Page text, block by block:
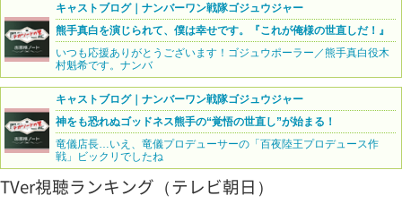
キャストブログ｜ナンバーワン戦隊ゴジュウジャー
熊手真白を演じられて、僕は幸せです。『これが俺様の世直しだ！』
いつも応援ありがとうございます！ゴジュウポーラー／熊手真白役木
村魁希です。ナンバ
キャストブログ｜ナンバーワン戦隊ゴジュウジャー
神をも恐れぬゴッドネス熊手の“覚悟の世直し”が始まる！
竜儀店長…いえ、竜儀プロデューサーの「百夜陸王プロデュース作
戦」ビックリでしたね
TVer視聴ランキング（テレビ朝日）